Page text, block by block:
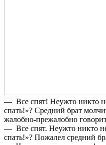
— Все спят! Неужто никто
спать!»? Средний брат
жалобно-прежалобно
— Все спят. Неужто никто
спать!»? Пожалел средний